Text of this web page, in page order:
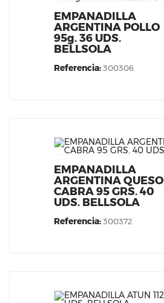
EMPANADILLA
ARGENTINA POLLO
95g. 36 UDS.
BELLSOLA
Referencia:300306
EMPANADILLA
ARGENTINA QUESO
CABRA 95 GRS. 40
UDS. BELLSOLA
Referencia:300372